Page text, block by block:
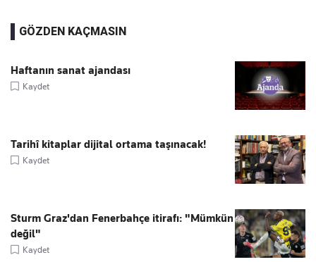
GÖZDEN KAÇMASIN
Haftanın sanat ajandası
Kaydet
Tarihî kitaplar dijital ortama taşınacak!
Kaydet
Sturm Graz'dan Fenerbahçe itirafı: "Mümkün
değil"
Kaydet